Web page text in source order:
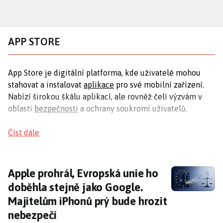
obsahu
APP STORE
App Store je digitální platforma, kde uživatelé mohou
stahovat a instalovat aplikace pro své mobilní zařízení.
Nabízí širokou škálu aplikací, ale rovněž čelí výzvám v
oblasti bezpečnosti a ochrany soukromí uživatelů.
Bezpečnostní rizika v App Store
představovat bezpečnostní hrozby, jako je kradení dat
uživatelů. Odborníci upozorňují na nutnost pečlivého
výběru aplikací, aby se minimalizovalo riziko ohrožení
dat. Studie ukazují, že některé aplikace určené pro děti
mohou být nevhodné nebo rizikové.
Číst dále
Apple prohrál, Evropská unie ho doběhla
Apple prohrál, Evropská unie ho
doběhla stejně jako Google.
Majitelům iPhonů prý bude hrozit
nebezpečí